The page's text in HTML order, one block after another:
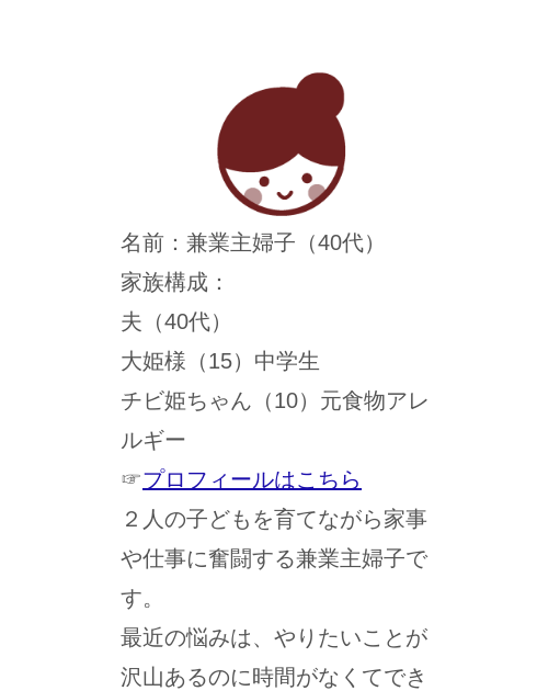
名前：兼業主婦子（40代）
家族構成：
夫（40代）
大姫様（15）中学生
チビ姫ちゃん（10）元食物アレ
ルギー
☞プロフィールはこちら
２人の子どもを育てながら家事
や仕事に奮闘する兼業主婦子で
す。
最近の悩みは、やりたいことが
沢山あるのに時間がなくてでき